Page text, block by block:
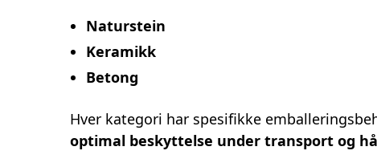
Naturstein
Keramikk
Betong
Hver kategori har spesifikke
optimal beskyttelse under transport og